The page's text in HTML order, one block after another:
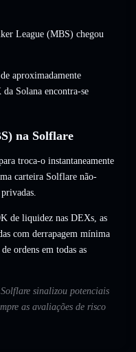
League (MBS) chegou
aproximadamente
Solana encontra-se
na Solflare
troca-o instantaneamente
carteira Solflare não-
de liquidez nas DEXs, as
com derrapagem mínima
ordens em todas as
sinalizou potenciais
as avaliações de risco